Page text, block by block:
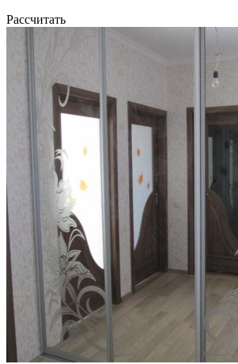
Рассчитать